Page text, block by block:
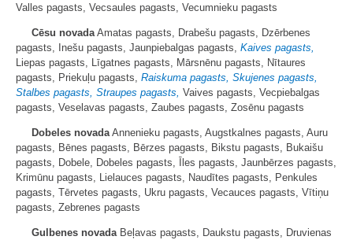
Valles pagasts, Vecsaules pagasts, Vecumnieku pagasts
Cēsu novada Amatas pagasts, Drabešu pagasts, Dzērbenes
pagasts, Inešu pagasts, Jaunpiebalgas pagasts, Kaives pagasts,
Liepas pagasts, Līgatnes pagasts, Mārsnēnu pagasts, Nītaures
pagasts, Priekuļu pagasts, Raiskuma pagasts, Skujenes pagasts,
Stalbes pagasts, Straupes pagasts, Vaives pagasts, Vecpiebalgas
pagasts, Veselavas pagasts, Zaubes pagasts, Zosēnu pagasts
Dobeles novada Annenieku pagasts, Augstkalnes pagasts, Auru
pagasts, Bēnes pagasts, Bērzes pagasts, Bikstu pagasts, Bukaišu
pagasts, Dobele, Dobeles pagasts, Īles pagasts, Jaunbērzes pagasts,
Krimūnu pagasts, Lielauces pagasts, Naudītes pagasts, Penkules
pagasts, Tērvetes pagasts, Ukru pagasts, Vecauces pagasts, Vītiņu
pagasts, Zebrenes pagasts
Gulbenes novada Beļavas pagasts, Daukstu pagasts, Druvienas